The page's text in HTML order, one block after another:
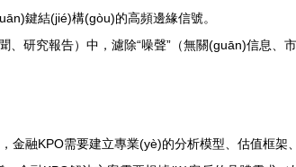
鍵結(jié)構(gòu)的高頻邊緣信號。
研究報告）中，濾除“噪聲”（無關(guān)信息
金融KPO需要建立專業(yè)的分析模型、估值框